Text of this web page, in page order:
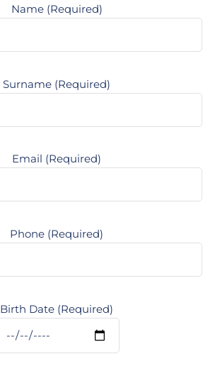
Name (Required)
Surname (Required)
Email (Required)
Phone (Required)
Birth Date (Required)